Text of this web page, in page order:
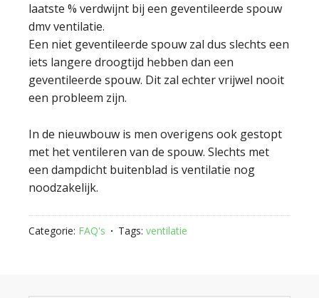
laatste % verdwijnt bij een geventileerde spouw
dmv ventilatie.
Een niet geventileerde spouw zal dus slechts een
iets langere droogtijd hebben dan een
geventileerde spouw. Dit zal echter vrijwel nooit
een probleem zijn.
In de nieuwbouw is men overigens ook gestopt
met het ventileren van de spouw. Slechts met
een dampdicht buitenblad is ventilatie nog
noodzakelijk.
Categorie: FAQ's Tags: ventilatie